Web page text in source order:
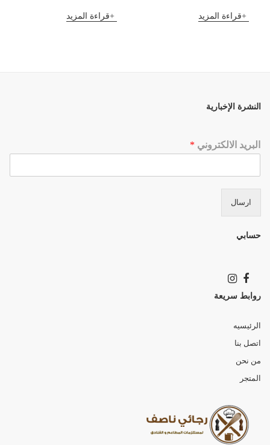
قراءة المزيد قراءة المزيد
النشرة الإخبارية
البريد الالكتروني *
ارسال
حسابي
روابط سريعة
الرئيسيه
اتصل بنا
من نحن
المتجر